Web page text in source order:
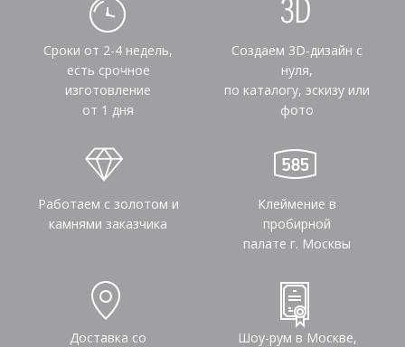
Сроки от 2-4 недель,
есть срочное
изготовление
от 1 дня
Создаем 3D-дизайн с
нуля,
по каталогу, эскизу или
фото
Работаем с золотом и
камнями заказчика
Клеймение в
пробирной
палате г. Москвы
Доставка со
Шоу-рум в Москве,